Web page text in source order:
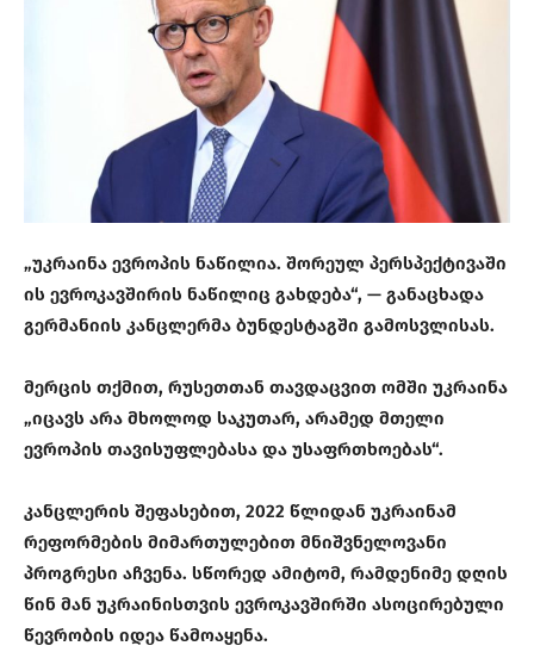
„უკრაინა ევროპის ნაწილია. შორეულ პერსპექტივაში
ის ევროკავშირის ნაწილიც გახდება“, — განაცხადა
გერმანიის კანცლერმა ბუნდესტაგში გამოსვლისას.
მერცის თქმით, რუსეთთან თავდაცვით ომში უკრაინა
„იცავს არა მხოლოდ საკუთარ, არამედ მთელი
ევროპის თავისუფლებასა და უსაფრთხოებას“.
კანცლერის შეფასებით, 2022 წლიდან უკრაინამ
რეფორმების მიმართულებით მნიშვნელოვანი
პროგრესი აჩვენა. სწორედ ამიტომ, რამდენიმე დღის
წინ მან უკრაინისთვის ევროკავშირში ასოცირებული
წევრობის იდეა წამოაყენა.